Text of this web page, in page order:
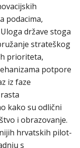
podacima,
države stoga
strateškog
prioriteta,
potpore
iz faze
kako su odlični
i obrazovanje.
hrvatskih pilot-
s